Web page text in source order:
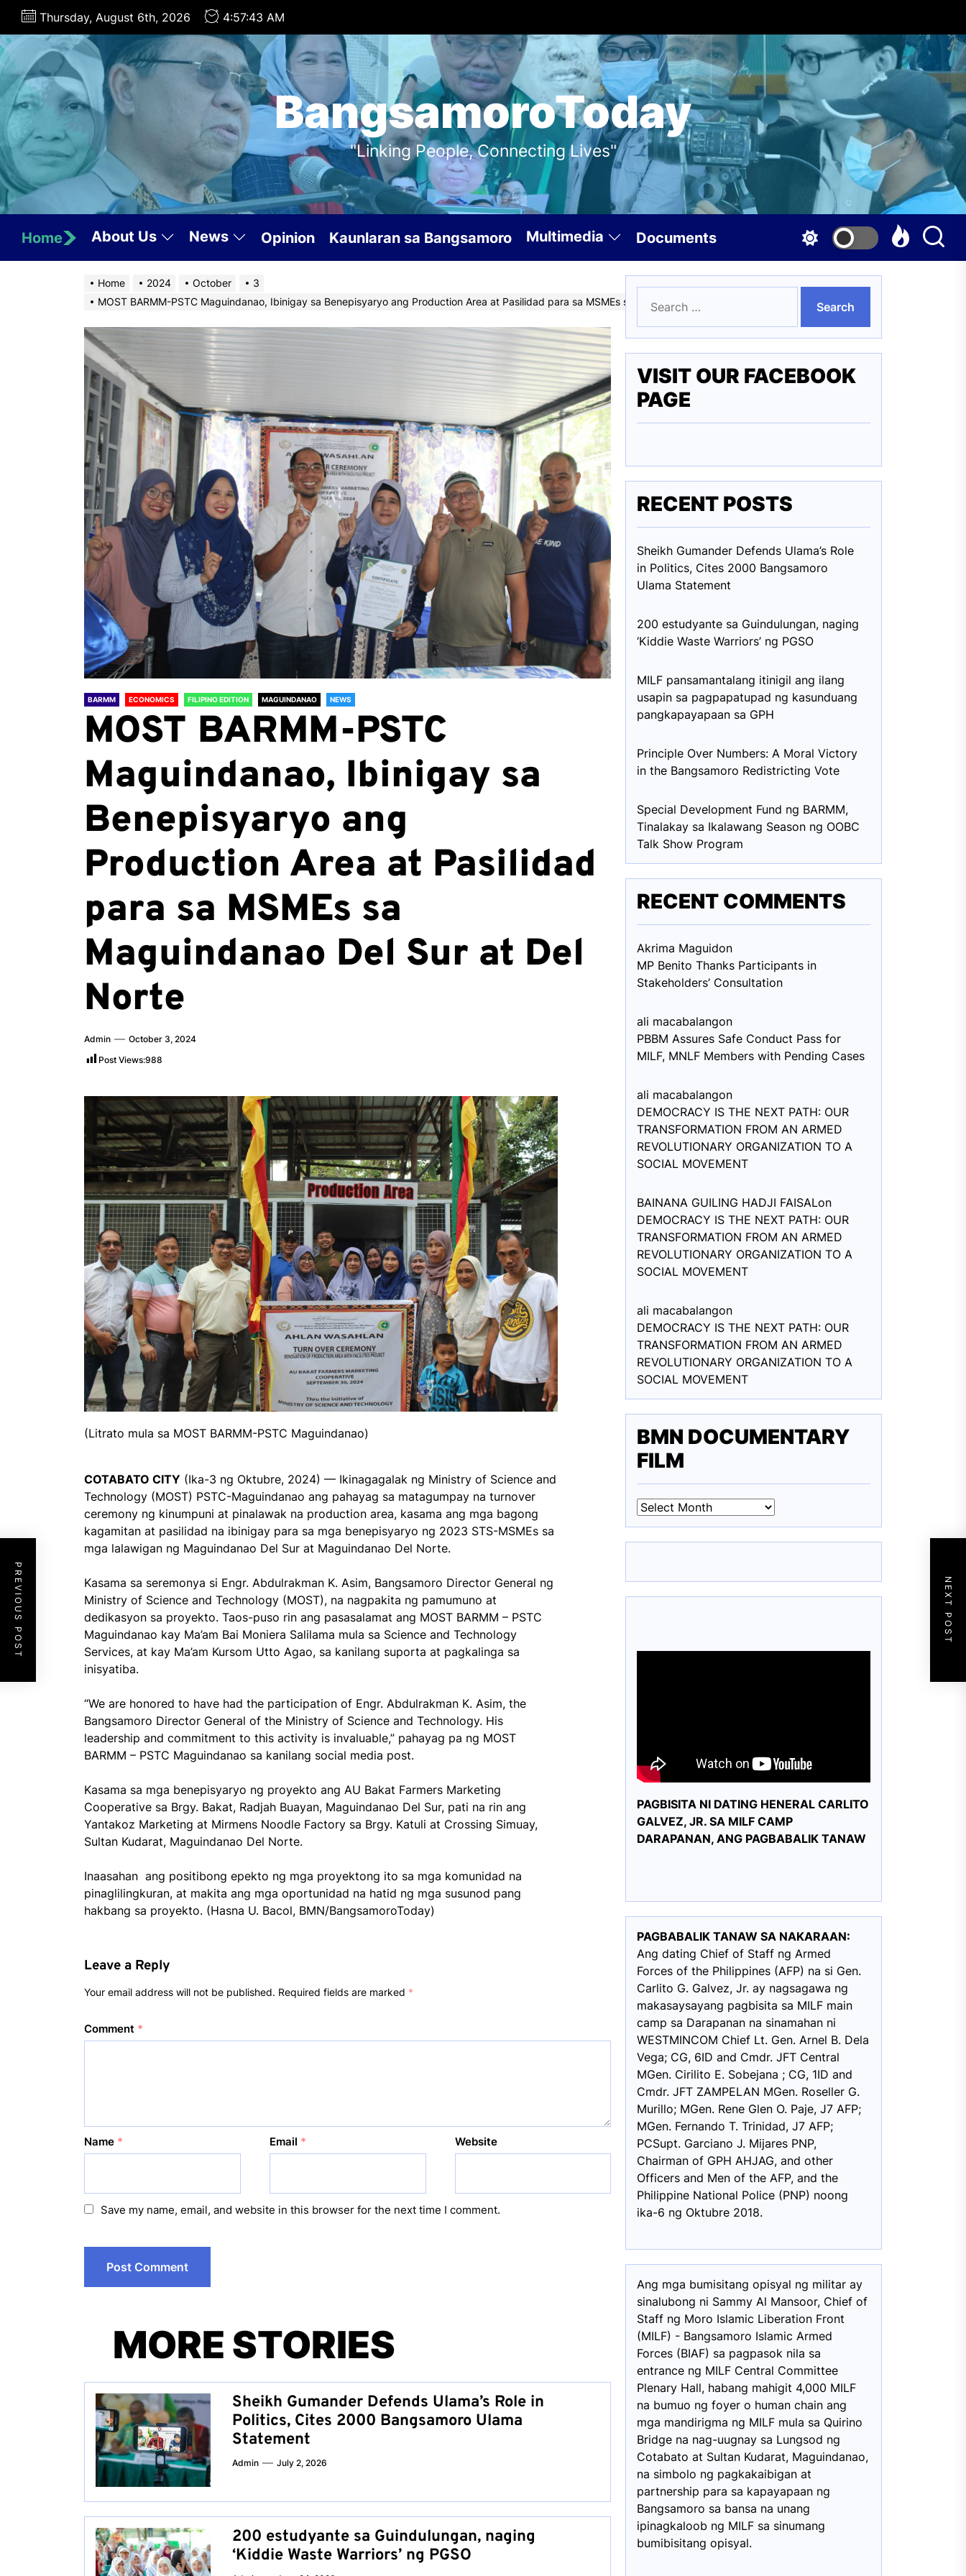
Skip
the
content
Thursday, August 6th, 2026 4:57:44 AM
BangsamoroToday
"Linking People, Connecting Lives"
Home About Us News Opinion Kaunlaran sa Bangsamoro Multimedia Documents
Home 2024 October
3
MOST BARMM-PSTC Maguindanao, Ibinigay sa Benepisyaryo ang Production Area at Pasilidad para sa MSMEs sa Maguindanao Del Sur at Del Norte
BARMM ECONOMICS FILIPINO EDITION MAGUINDANAO NEWS
MOST BARMM-PSTC
Maguindanao, Ibinigay sa
Benepisyaryo ang
Production Area at Pasilidad
para sa MSMEs sa
Maguindanao Del Sur at Del
Norte
Admin
October 3, 2024
Post Views:988
(Litrato mula sa MOST BARMM-PSTC Maguindanao)
COTABATO CITY (Ika-3 ng Oktubre, 2024) — Ikinagagalak ng Ministry of Science and
Technology (MOST) PSTC-Maguindanao ang pahayag sa matagumpay na turnover
ceremony ng kinumpuni at pinalawak na production area, kasama ang mga bagong
kagamitan at pasilidad na ibinigay para sa mga benepisyaryo ng 2023 STS-MSMEs sa
mga lalawigan ng Maguindanao Del Sur at Maguindanao Del Norte.
Kasama sa seremonya si Engr. Abdulrakman K. Asim, Bangsamoro Director General ng
Ministry of Science and Technology (MOST), na nagpakita ng pamumuno at
dedikasyon sa proyekto. Taos-puso rin ang pasasalamat ang MOST BARMM – PSTC
Maguindanao kay Ma’am Bai Moniera Salilama mula sa Science and Technology
Services, at kay Ma’am Kursom Utto Agao, sa kanilang suporta at pagkalinga sa
inisyatiba.
“We are honored to have had the participation of Engr. Abdulrakman K. Asim, the
Bangsamoro Director General of the Ministry of Science and Technology. His
leadership and commitment to this activity is invaluable,” pahayag pa ng MOST
BARMM – PSTC Maguindanao sa kanilang social media post.
Kasama sa mga benepisyaryo ng proyekto ang AU Bakat Farmers Marketing
Cooperative sa Brgy. Bakat, Radjah Buayan, Maguindanao Del Sur, pati na rin ang
Yantakoz Marketing at Mirmens Noodle Factory sa Brgy. Katuli at Crossing Simuay,
Sultan Kudarat, Maguindanao Del Norte.
Inaasahan ang positibong epekto ng mga proyektong ito sa mga komunidad na
pinaglilingkuran, at makita ang mga oportunidad na hatid ng mga susunod pang
hakbang sa proyekto. (Hasna U. Bacol, BMN/BangsamoroToday)
Leave a Reply
Your email address will not be published. Required fields are marked *
Comment *
Name * Email * Website
Save my name, email, and website in this browser for the next time I comment.
PREVIOUS POST NEXT POST
MORE STORIES
Sheikh Gumander Defends Ulama’s Role in
Politics, Cites 2000 Bangsamoro Ulama
Statement
Admin July 2, 2026
200 estudyante sa Guindulungan, naging
‘Kiddie Waste Warriors’ ng PGSO
for:
VISIT OUR FACEBOOK
PAGE
RECENT POSTS
Sheikh Gumander Defends Ulama’s Role
in Politics, Cites 2000 Bangsamoro
Ulama Statement
200 estudyante sa Guindulungan, naging
‘Kiddie Waste Warriors’ ng PGSO
MILF pansamantalang itinigil ang ilang
usapin sa pagpapatupad ng kasunduang
pangkapayapaan sa GPH
Principle Over Numbers: A Moral Victory
in the Bangsamoro Redistricting Vote
Special Development Fund ng BARMM,
Tinalakay sa Ikalawang Season ng OOBC
Talk Show Program
RECENT COMMENTS
Akrima Maguidon
MP Benito Thanks Participants in
Stakeholders’ Consultation
ali macabalangon
PBBM Assures Safe Conduct Pass for
MILF, MNLF Members with Pending Cases
ali macabalangon
DEMOCRACY IS THE NEXT PATH: OUR
TRANSFORMATION FROM AN ARMED
REVOLUTIONARY ORGANIZATION TO A
SOCIAL MOVEMENT
BAINANA GUILING HADJI FAISALon
DEMOCRACY IS THE NEXT PATH: OUR
TRANSFORMATION FROM AN ARMED
REVOLUTIONARY ORGANIZATION TO A
SOCIAL MOVEMENT
ali macabalangon
DEMOCRACY IS THE NEXT PATH: OUR
TRANSFORMATION FROM AN ARMED
REVOLUTIONARY ORGANIZATION TO A
SOCIAL MOVEMENT
BMN DOCUMENTARY
FILM
BMN
PAGBISITA NI DATING HENERAL CARLITO
GALVEZ, JR. SA MILF CAMP
DARAPANAN, ANG PAGBABALIK TANAW
PAGBABALIK TANAW SA NAKARAAN:
Ang dating Chief of Staff ng Armed
Forces of the Philippines (AFP) na si Gen.
Carlito G. Galvez, Jr. ay nagsagawa ng
makasaysayang pagbisita sa MILF main
camp sa Darapanan na sinamahan ni
WESTMINCOM Chief Lt. Gen. Arnel B. Dela
Vega; CG, 6ID and Cmdr. JFT Central
MGen. Cirilito E. Sobejana ; CG, 1ID and
Cmdr. JFT ZAMPELAN MGen. Roseller G.
Murillo; MGen. Rene Glen O. Paje, J7 AFP;
MGen. Fernando T. Trinidad, J7 AFP;
PCSupt. Garciano J. Mijares PNP,
Chairman of GPH AHJAG, and other
Officers and Men of the AFP, and the
Philippine National Police (PNP) noong
ika-6 ng Oktubre 2018.
Ang mga bumisitang opisyal ng militar ay
sinalubong ni Sammy Al Mansoor, Chief of
Staff ng Moro Islamic Liberation Front
(MILF) - Bangsamoro Islamic Armed
Forces (BIAF) sa pagpasok nila sa
entrance ng MILF Central Committee
Plenary Hall, habang mahigit 4,000 MILF
na bumuo ng foyer o human chain ang
mga mandirigma ng MILF mula sa Quirino
Bridge na nag-uugnay sa Lungsod ng
Cotabato at Sultan Kudarat, Maguindanao,
na simbolo ng pagkakaibigan at
partnership para sa kapayapaan ng
Bangsamoro sa bansa na unang
ipinagkaloob ng MILF sa sinumang
bumibisitang opisyal.